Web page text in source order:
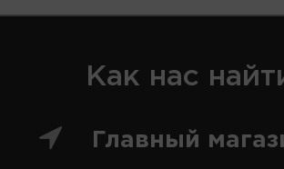
Как нас
Главный